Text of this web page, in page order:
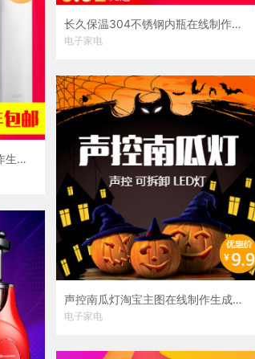
长久保温304不锈钢内瓶在线制作模板
电子家电
智能空调淘宝主图在线设计制作生成二维码模板图片
声控南瓜灯淘宝主图在线制作生成二维码模板图片
电子家电